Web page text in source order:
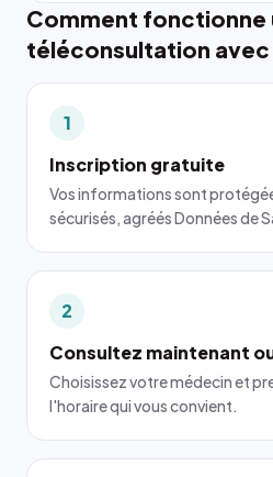
Comment fonctionne
téléconsultation avec
1
Inscription gratuite
Vos informations sont
sécurisés, agréés Données de
2
Consultez maintenant
Choisissez votre médecin et
l'horaire qui vous convient.